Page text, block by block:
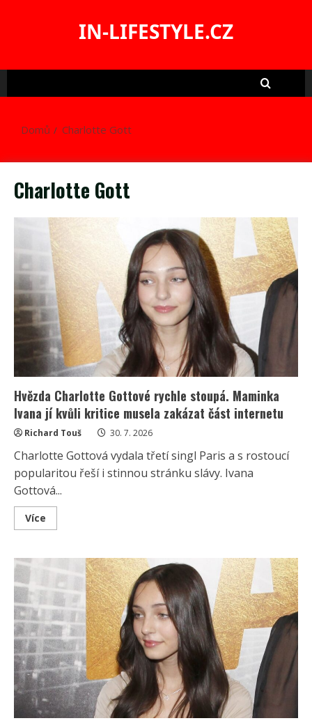
IN-LIFESTYLE.CZ
Domů Charlotte Gott
Charlotte Gott
Hvězda Charlotte Gottové rychle stoupá. Maminka
Ivana jí kvůli kritice musela zakázat část internetu
Richard Touš 30. 7. 2026
Charlotte Gottová vydala třetí singl Paris a s rostoucí
popularitou řeší i stinnou stránku slávy. Ivana
Gottová...
Více
more
Charlotte
Gottové
rychle
stoupá.
Maminka
Ivana
kvůli
kritice
musela
zakázat
část
internetu